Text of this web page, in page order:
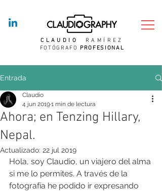
CLAUDIO
RAMÍREZ
FOTÓGRAFO PROFESIONAL
Entrada
Ahora; en Tenzing Hillary,
Nepal.
Claudio
4 jun 20191 min de lectura
Actualizado: 22 jul 2019
Hola, soy Claudio, un viajero del alma
si me lo permites. A través de la
fotografía he podido ir expresando